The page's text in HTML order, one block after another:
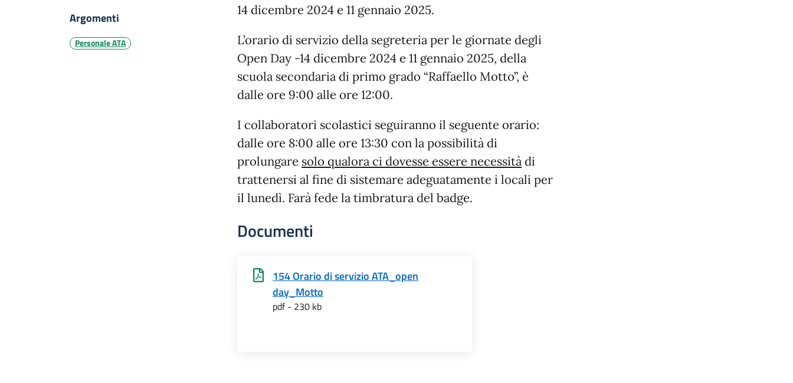
14 dicembre 2024 e 11 gennaio 2025.
L’orario di servizio della segreteria per le giornate degli
Open Day -14 dicembre 2024 e 11 gennaio 2025, della
scuola secondaria di primo grado “Raffaello Motto”, è
dalle ore 9:00 alle ore 12:00.
I collaboratori scolastici seguiranno il seguente orario:
dalle ore 8:00 alle ore 13:30 con la possibilità di
prolungare solo qualora ci dovesse essere necessitàdi
trattenersi al fine di sistemare adeguatamente i locali per
il lunedì. Farà fede la timbratura del badge.
Documenti
154 Orario di servizio ATA_open
day_Motto
pdf - 230 kb
Argomenti
Personale ATA